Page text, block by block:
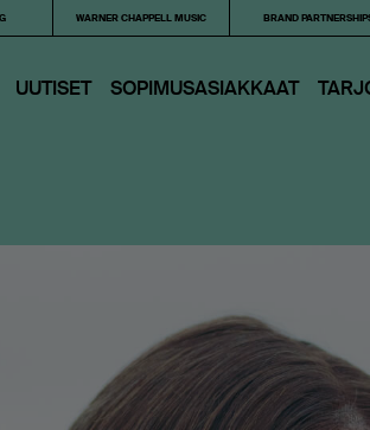
WARNER CHAPPELL MUSIC BRAND
UUTISET SOPIMUSASIAKKAAT